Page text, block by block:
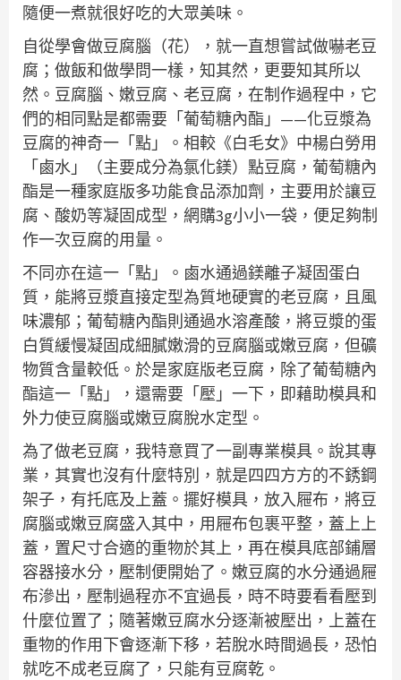
隨便一煮就很好吃的大眾美味。
自從學會做豆腐腦（花），就一直想嘗試做嚇老豆
腐；做飯和做學問一樣，知其然，更要知其所以
然。豆腐腦、嫩豆腐、老豆腐，在制作過程中，它
們的相同點是都需要「葡萄糖內酯」——化豆漿為
豆腐的神奇一「點」。相較《白毛女》中楊白勞用
「鹵水」（主要成分為氯化鎂）點豆腐，葡萄糖內
酯是一種家庭版多功能食品添加劑，主要用於讓豆
腐、酸奶等凝固成型，網購3g小小一袋，便足夠制
作一次豆腐的用量。
不同亦在這一「點」。鹵水通過鎂離子凝固蛋白
質，能將豆漿直接定型為質地硬實的老豆腐，且風
味濃郁；葡萄糖內酯則通過水溶產酸，將豆漿的蛋
白質緩慢凝固成細膩嫩滑的豆腐腦或嫩豆腐，但礦
物質含量較低‌。於是家庭版老豆腐，除了葡萄糖內
酯這一「點」，還需要「壓」一下，即藉助模具和
外力使豆腐腦或嫩豆腐脫水定型。
為了做老豆腐，我特意買了一副專業模具。說其專
業，其實也沒有什麼特別，就是四四方方的不銹鋼
架子，有托底及上蓋。擺好模具，放入屜布，將豆
腐腦或嫩豆腐盛入其中，用屜布包裹平整，蓋上上
蓋，置尺寸合適的重物於其上，再在模具底部鋪層
容器接水分，壓制便開始了。嫩豆腐的水分通過屜
布滲出，壓制過程亦不宜過長，時不時要看看壓到
什麼位置了；隨著嫩豆腐水分逐漸被壓出，上蓋在
重物的作用下會逐漸下移，若脫水時間過長，恐怕
就吃不成老豆腐了，只能有豆腐乾。